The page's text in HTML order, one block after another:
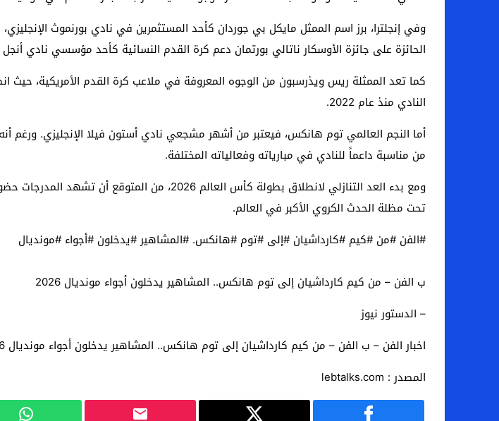
الحائزة على جائزة الأوسكار ناتالي بورتمان دعم كرة القدم النسائية كأحد مؤسسي نادي
كما تعد الممثلة ريس ويذرسبون من الوجوه المعروفة في ملاعب كرة القدم الأمريكية،
النادي منذ عام 2022.
أما النجم العالمي توم هانكس، فيعتبر من أشهر مشجعي نادي أستون فيلا الإنجليزي. ورغم
من مناسبة داعماً للنادي في مبارياته وفعالياته المختلفة.
ومع بدء العد التنازلي لانطلاق بطولة كأس العالم
تحت مظلة الحدث الكروي الأكبر في العالم.
#الفن #من #كيم #كارداشيان #إلى #توم #هانكس. #المشاهير #يدخلون #أجواء #مونديال
ب الفن – من كيم كارداشيان إلى توم هانكس.. المشاهير يدخلون أجواء مونديال 2026
– الدستور نيوز
اخبار الفن – ب الفن – من كيم كارداشيان إلى توم هانكس.. المشاهير يدخلون أجواء مونديال 2026
المصدر : lebtalks.com